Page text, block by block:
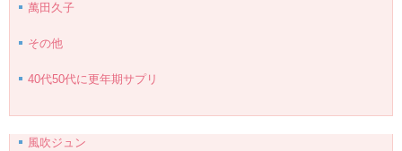
萬田久子
その他
40代50代に更年期サプリ
風吹ジュン